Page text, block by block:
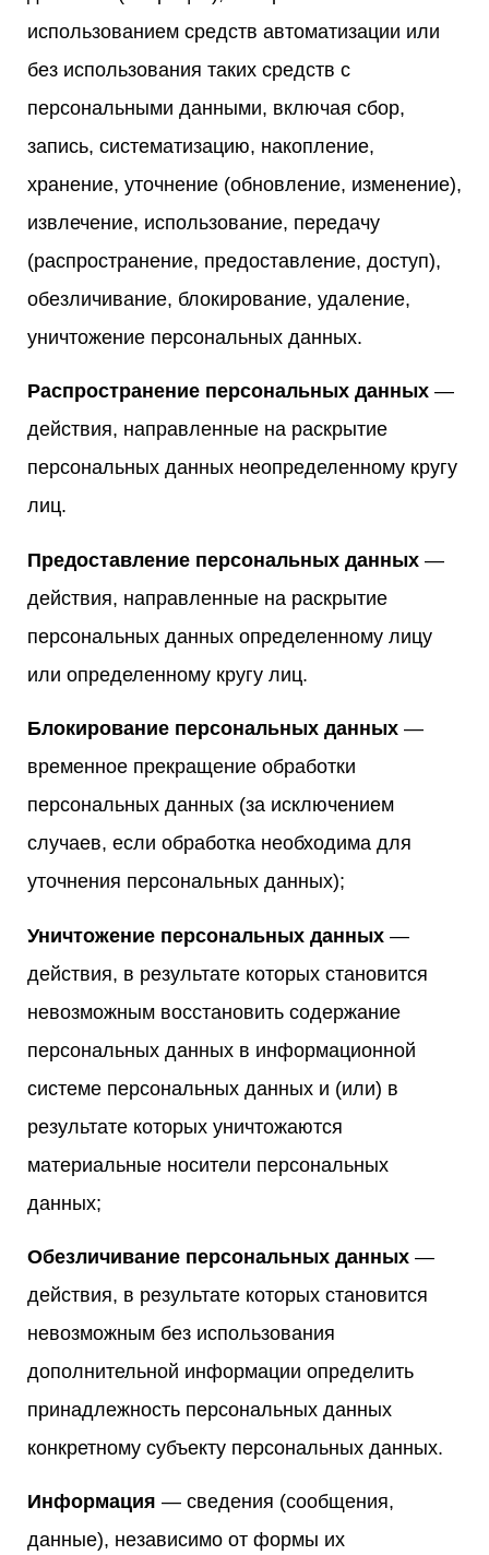
использованием средств автоматизации или
без использования таких средств с
персональными данными, включая сбор,
запись, систематизацию, накопление,
хранение, уточнение (обновление, изменение),
извлечение, использование, передачу
(распространение, предоставление, доступ),
обезличивание, блокирование, удаление,
уничтожение персональных данных.
Распространение персональных данных —
действия, направленные на раскрытие
персональных данных неопределенному кругу
лиц.
Предоставление персональных данных —
действия, направленные на раскрытие
персональных данных определенному лицу
или определенному кругу лиц.
Блокирование персональных данных —
временное прекращение обработки
персональных данных (за исключением
случаев, если обработка необходима для
уточнения персональных данных);
Уничтожение персональных данных —
действия, в результате которых становится
невозможным восстановить содержание
персональных данных в информационной
системе персональных данных и (или) в
результате которых уничтожаются
материальные носители персональных
данных;
Обезличивание персональных данных —
действия, в результате которых становится
невозможным без использования
дополнительной информации определить
принадлежность персональных данных
конкретному субъекту персональных данных.
Информация — сведения (сообщения,
данные), независимо от формы их